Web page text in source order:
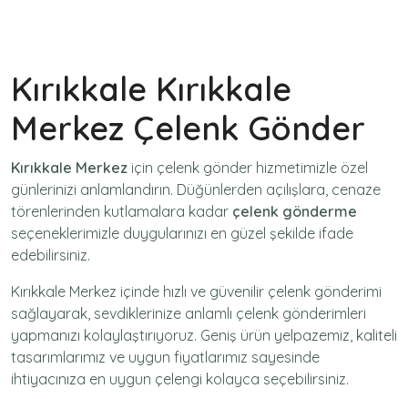
Kırıkkale Kırıkkale
Merkez Çelenk Gönder
Kırıkkale Merkez için çelenk gönder hizmetimizle özel
günlerinizi anlamlandırın. Düğünlerden açılışlara, cenaze
törenlerinden kutlamalara kadar çelenk gönderme
seçeneklerimizle duygularınızı en güzel şekilde ifade
edebilirsiniz.
Kırıkkale Merkez içinde hızlı ve güvenilir çelenk gönderimi
sağlayarak, sevdiklerinize anlamlı çelenk gönderimleri
yapmanızı kolaylaştırıyoruz. Geniş ürün yelpazemiz, kaliteli
tasarımlarımız ve uygun fiyatlarımız sayesinde
ihtiyacınıza en uygun çelengi kolayca seçebilirsiniz.